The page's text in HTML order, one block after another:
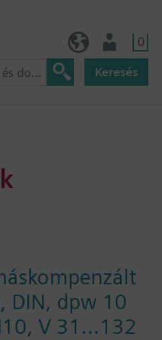
0
Keresés
DIN, dpw 10
V 31...132